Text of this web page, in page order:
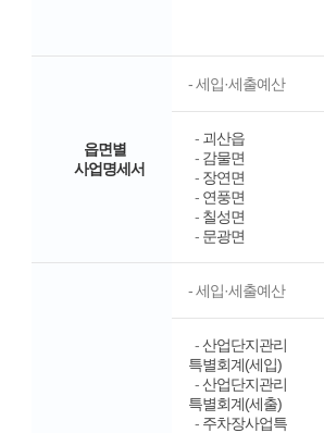
읍면별
사업명세서
- 세입·세출예산
- 괴산읍
- 감물면
- 장연면
- 연풍면
- 칠성면
- 문광면
- 세입·세출예산
-산업단지관리
특별회계(세입)
-산업단지관리
특별회계(세출)
- 주차장사업특